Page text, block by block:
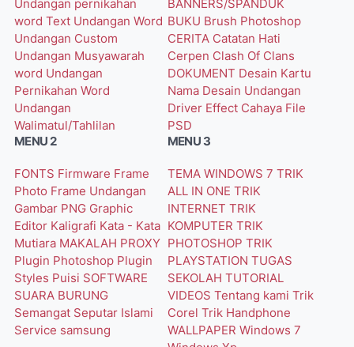
Undangan pernikahan
word Text Undangan Word
Undangan Custom
Undangan Musyawarah
word Undangan
Pernikahan Word
Undangan
Walimatul/Tahlilan
BANNERS/SPANDUK
BUKU Brush Photoshop
CERITA Catatan Hati
Cerpen Clash Of Clans
DOKUMENT Desain Kartu
Nama Desain Undangan
Driver Effect Cahaya File
PSD
MENU 2
FONTS Firmware Frame
Photo Frame Undangan
Gambar PNG Graphic
Editor Kaligrafi Kata - Kata
Mutiara MAKALAH PROXY
Plugin Photoshop Plugin
Styles Puisi SOFTWARE
SUARA BURUNG
Semangat Seputar Islami
Service samsung
MENU 3
TEMA WINDOWS 7 TRIK
ALL IN ONE TRIK
INTERNET TRIK
KOMPUTER TRIK
PHOTOSHOP TRIK
PLAYSTATION TUGAS
SEKOLAH TUTORIAL
VIDEOS Tentang kami Trik
Corel Trik Handphone
WALLPAPER Windows 7